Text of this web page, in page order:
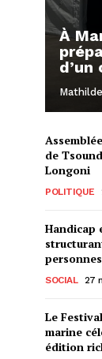
À
d’un
de
Longoni
POLITIQUE
Handicap
SOCIAL 27
Le
marine
édition